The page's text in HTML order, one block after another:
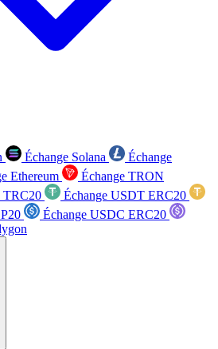
Échange Solana
Échange
Ethereum
Échange TRON
TRC20
Échange USDT ERC20
Échange USDC ERC20